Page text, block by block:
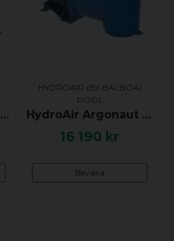
HydroAir Argonaut AV Pump, 2.41hk / 1.8kW, 3-fas 400V, AV250-3DN-S - UTGÅTT
HYDROAIR (BY BALBOA)
POOL
HydroAir Argonaut AV Pump, 0.80hk / 0.60kW, 1-fas 240V, AV100-2DN-S - UTGÅTT
16 190 kr
Bevaka